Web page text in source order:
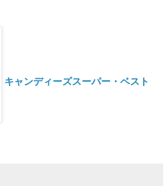
キャンディーズスーパー・ベスト